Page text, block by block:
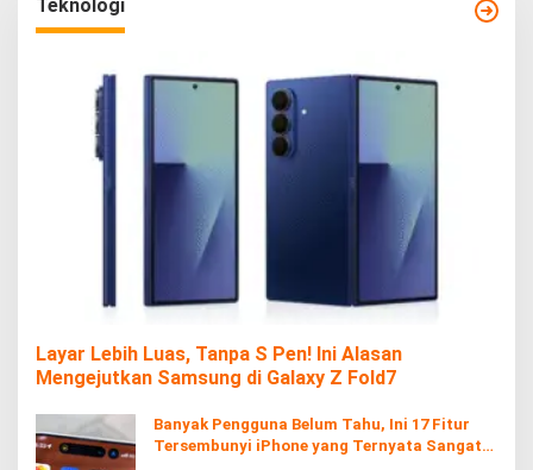
Teknologi
Layar Lebih Luas, Tanpa S Pen! Ini Alasan
Mengejutkan Samsung di Galaxy Z Fold7
Banyak Pengguna Belum Tahu, Ini 17 Fitur
Tersembunyi iPhone yang Ternyata Sangat